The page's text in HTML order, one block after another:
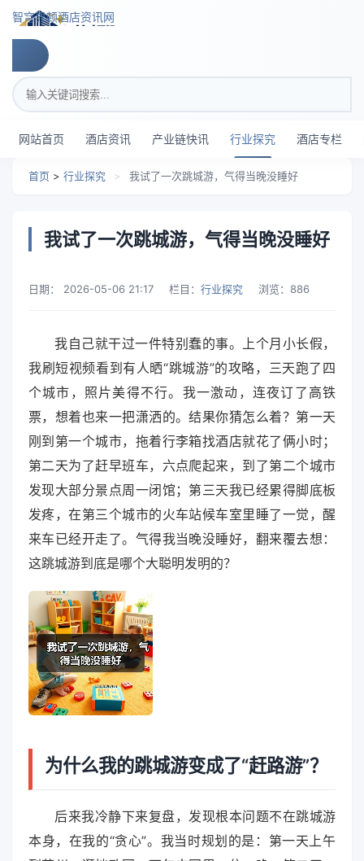
跳转到主要内容
智穹界顿酒店资讯网
搜索关键词
网站首页 酒店资讯 产业链快讯 行业探究 酒店专栏
首页 > 行业探究 > 我试了一次跳城游，气得当晚没睡好
我试了一次跳城游，气得当晚没睡好
日期： 2026-05-06 21:17 栏目： 行业探究 浏览： 886
我自己就干过一件特别蠢的事。上个月小长假，
我刷短视频看到有人晒“跳城游”的攻略，三天跑了四
个城市，照片美得不行。我一激动，连夜订了高铁
票，想着也来一把潇洒的。结果你猜怎么着？第一天
刚到第一个城市，拖着行李箱找酒店就花了俩小时；
第二天为了赶早班车，六点爬起来，到了第二个城市
发现大部分景点周一闭馆；第三天我已经累得脚底板
发疼，在第三个城市的火车站候车室里睡了一觉，醒
来车已经开走了。气得我当晚没睡好，翻来覆去想：
这跳城游到底是哪个大聪明发明的？
为什么我的跳城游变成了“赶路游”？
后来我冷静下来复盘，发现根本问题不在跳城游
本身，在我的“贪心”。我当时规划的是：第一天上午